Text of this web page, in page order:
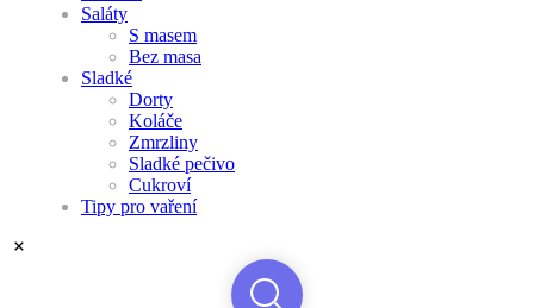
Saláty
S masem
Bez masa
Sladké
Dorty
Koláče
Zmrzliny
Sladké pečivo
Cukroví
Tipy pro vaření